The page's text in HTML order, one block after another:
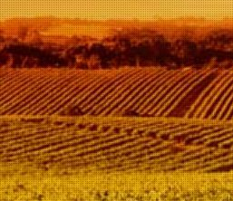
Ganz is een wijn gemaakt
van de rode druif, Waar de
schil snel na de persing
verwijderd wordt, de wijn
heeft een mooie lichte rosé
kleur.
In de neus een vleugje
sinaasappel, beetje citrus, en